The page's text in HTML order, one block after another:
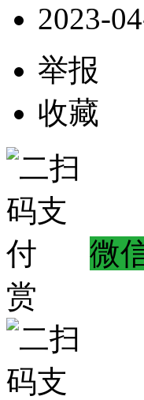
2023-
举报
收藏
微
赏